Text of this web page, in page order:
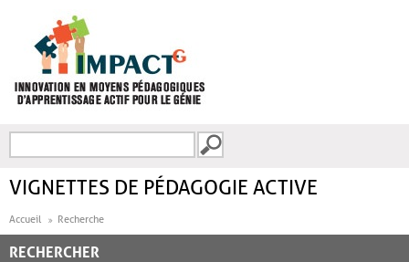
FORMULAIRE DE
VIGNETTES DE PÉDAGOGIE ACTIVE
Accueil Recherche
RECHERCHER